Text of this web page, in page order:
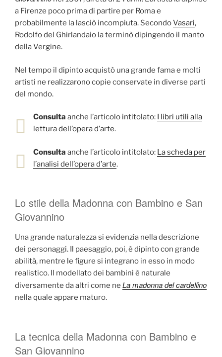
a Firenze poco prima di partire per Roma e
probabilmente la lasciò incompiuta. SecondoVasari,
Rodolfo del Ghirlandaio la terminò dipingendo il manto
della Vergine.
Nel tempo il dipinto acquistò una grande fama e molti
artisti ne realizzarono copie conservate in diverse parti
del mondo.
Consulta anche l’articolo intitolato:
I libri utili alla
lettura dell’opera d’arte.
Consulta anche l’articolo intitolato: La scheda per
l’analisi dell’opera d’arte.
Lo stile della Madonna con Bambino e San
Giovannino
Una grande naturalezza si evidenzia nella descrizione
dei personaggi. Il paesaggio, poi, è dipinto con grande
abilità, mentre le figure si integrano in esso in modo
realistico. Il modellato dei bambini è naturale
diversamente da altri come ne La madonna del cardellino
nella quale appare maturo.
La tecnica della Madonna con Bambino e
San Giovannino